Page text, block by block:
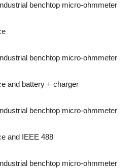
benchtop micro-ohmmeter
benchtop micro-ohmmeter
and battery + charger
benchtop micro-ohmmeter
and IEEE 488
benchtop micro-ohmmeter